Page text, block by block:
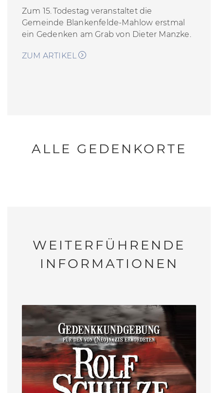
Zum 15. Todestag veranstaltet die
Gemeinde Blankenfelde-Mahlow erstmal
ein Gedenken am Grab von Dieter Manzke.
ZUM ARTIKEL
ALLE GEDENKORTE
WEITERFÜHRENDE
INFORMATIONEN